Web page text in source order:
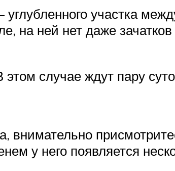
участка
на ней нет даже
случае ждут пару
внимательно
у него появляется